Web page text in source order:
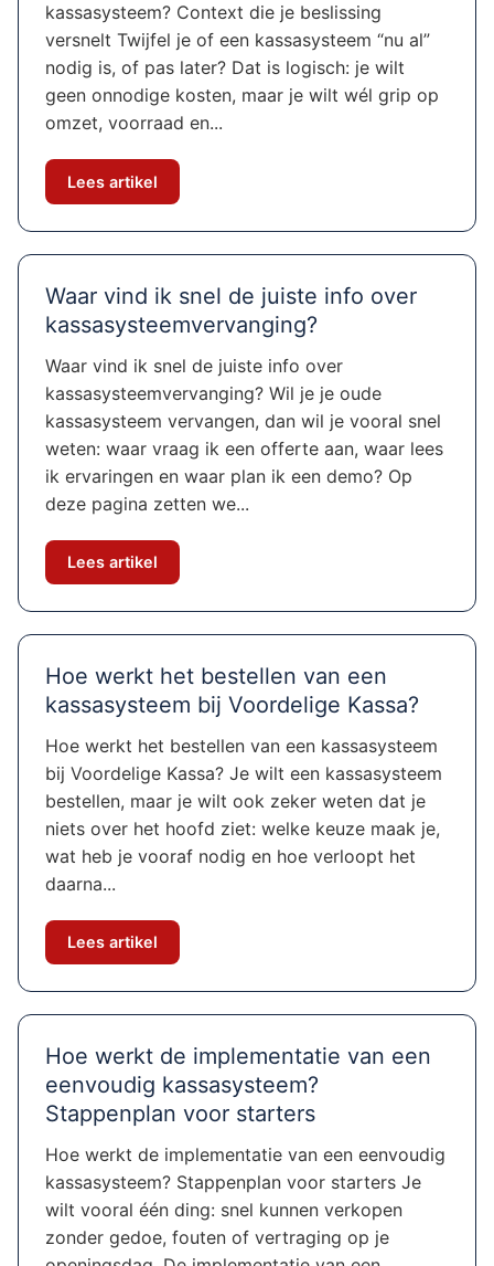
kassasysteem? Context die je beslissing
versnelt Twijfel je of een kassasysteem “nu al”
nodig is, of pas later? Dat is logisch: je wilt
geen onnodige kosten, maar je wilt wél grip op
omzet, voorraad en...
Lees artikel
Waar vind ik snel de juiste info over
kassasysteemvervanging?
Waar vind ik snel de juiste info over
kassasysteemvervanging? Wil je je oude
kassasysteem vervangen, dan wil je vooral snel
weten: waar vraag ik een offerte aan, waar lees
ik ervaringen en waar plan ik een demo? Op
deze pagina zetten we...
Lees artikel
Hoe werkt het bestellen van een
kassasysteem bij Voordelige Kassa?
Hoe werkt het bestellen van een kassasysteem
bij Voordelige Kassa? Je wilt een kassasysteem
bestellen, maar je wilt ook zeker weten dat je
niets over het hoofd ziet: welke keuze maak je,
wat heb je vooraf nodig en hoe verloopt het
daarna...
Lees artikel
Hoe werkt de implementatie van een
eenvoudig kassasysteem?
Stappenplan voor starters
Hoe werkt de implementatie van een eenvoudig
kassasysteem? Stappenplan voor starters Je
wilt vooral één ding: snel kunnen verkopen
zonder gedoe, fouten of vertraging op je